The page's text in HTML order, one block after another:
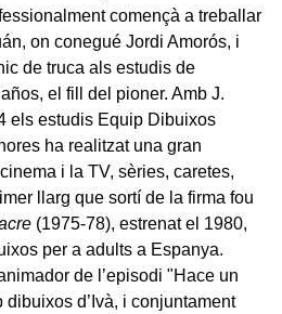
començà a treballar
on conegué Jordi Amorós, i
de truca als estudis de
el fill del pioner. Amb J.
els estudis Equip Dibuixos
ha realitzat una gran
i la TV, sèries, caretes,
llarg que sortí de la firma fou
(1975-78), estrenat el 1980,
per a adults a Espanya.
de l’episodi "Hace un
dibuixos d’Ivà, i conjuntament